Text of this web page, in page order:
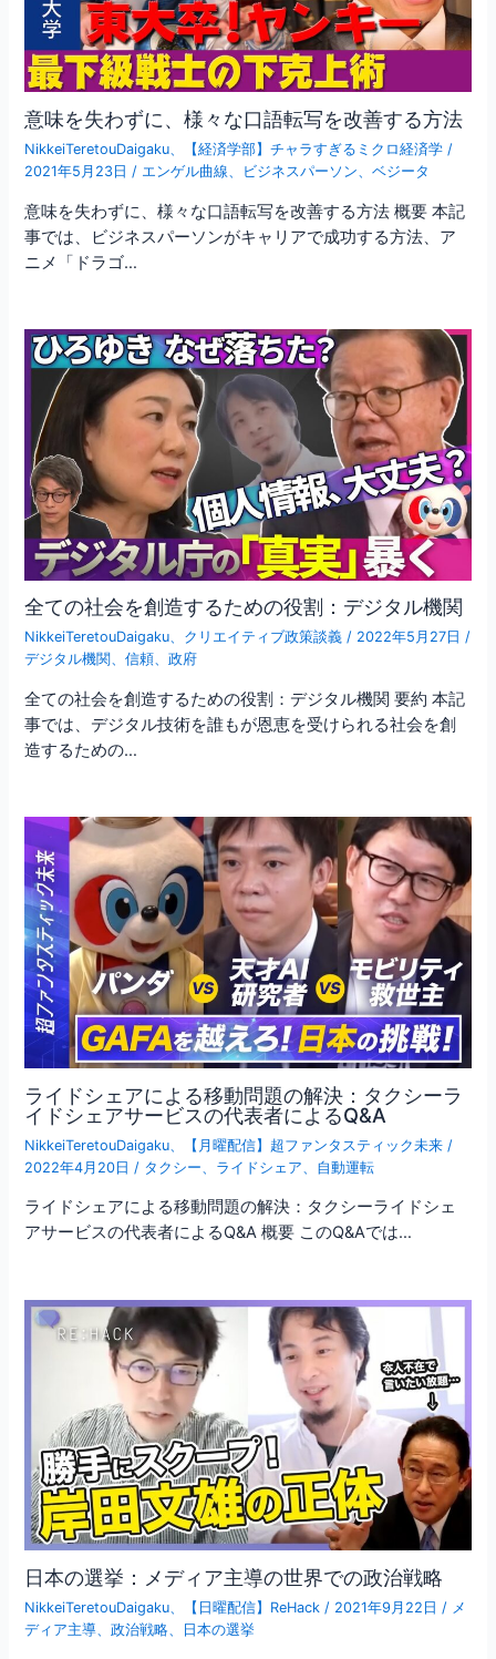
意味を失わずに、様々な口語転写を改善する方法
NikkeiTeretouDaigaku、 【経済学部】チャラすぎるミクロ経済学 /
2021年5月23日 / エンゲル曲線、 ビジネスパーソン、ベジータ
意味を失わずに、様々な口語転写を改善する方法 概要 本記
事では、ビジネスパーソンがキャリアで成功する方法、ア
ニメ「ドラゴ…
全ての社会を創造するための役割：デジタル機関
NikkeiTeretouDaigaku、 クリエイティブ政策談義 / 2022年5月27日 /
デジタル機関、信頼、政府
全ての社会を創造するための役割：デジタル機関 要約 本記
事では、デジタル技術を誰もが恩恵を受けられる社会を創
造するための…
ライドシェアによる移動問題の解決：タクシーラ
イドシェアサービスの代表者によるQ&A
NikkeiTeretouDaigaku 【月曜配信】超ファンタスティック未来 /
2022年4月20日 / タクシー ライドシェア 自動運転
ライドシェアによる移動問題の解決：タクシーライドシェ
アサービスの代表者によるQ&A 概要 このQ&Aでは…
日本の選挙：メディア主導の世界での政治戦略
NikkeiTeretouDaigaku、 【日曜配信】ReHack / 2021年9月22日 / メ
ディア主導、政治戦略、 日本の選挙